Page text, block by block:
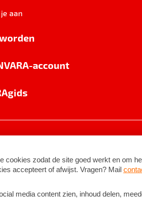
aan
account
©2026BNNVARA